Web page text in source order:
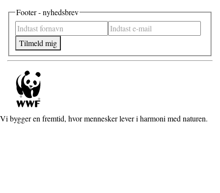
Footer - nyhedsbrev
Tilmeld mig
Vi bygger en fremtid, hvor mennesker lever i harmoni med naturen.